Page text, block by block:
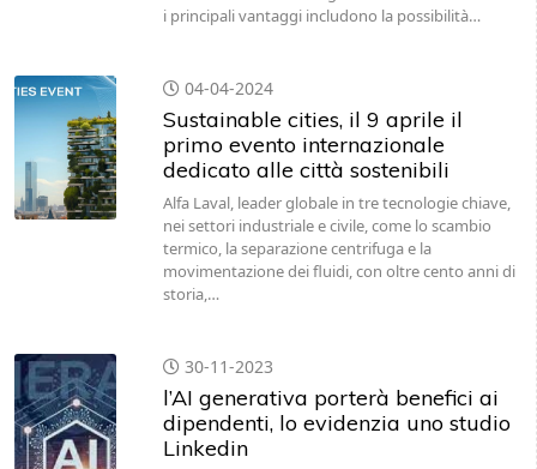
i principali vantaggi includono la possibilità…
04-04-2024
Sustainable cities, il 9 aprile il
primo evento internazionale
dedicato alle città sostenibili
Alfa Laval, leader globale in tre tecnologie chiave,
nei settori industriale e civile, come lo scambio
termico, la separazione centrifuga e la
movimentazione dei fluidi, con oltre cento anni di
storia,…
30-11-2023
l’AI generativa porterà benefici ai
dipendenti, lo evidenzia uno studio
Linkedin